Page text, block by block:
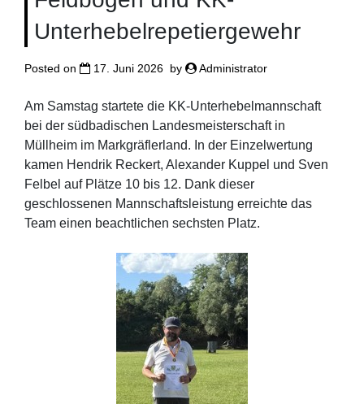
Unterhebelrepetiergewehr
Posted on 17. Juni 2026 by Administrator
Am Samstag startete die KK-Unterhebelmannschaft
bei der südbadischen Landesmeisterschaft in
Müllheim im Markgräflerland. In der Einzelwertung
kamen Hendrik Reckert, Alexander Kuppel und Sven
Felbel auf Plätze 10 bis 12. Dank dieser
geschlossenen Mannschaftsleistung erreichte das
Team einen beachtlichen sechsten Platz.